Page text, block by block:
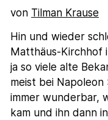
von Tilman Krause
Hin und wieder
Matthäus-Kirchhof
ja so viele alte
meist bei
immer wunderbar,
kam und ihn dann